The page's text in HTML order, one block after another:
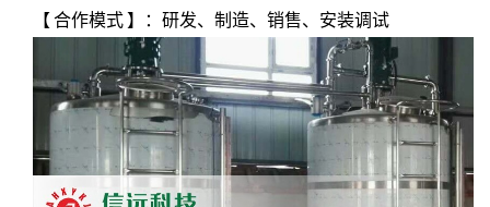
【 合作模式 】： 研发、制造、销售、安装调试